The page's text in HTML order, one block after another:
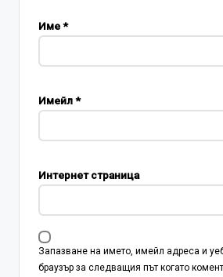
Име*
Имейл*
Интернет страница
Запазване на името, имейл адреса и
браузър за следващия път когато